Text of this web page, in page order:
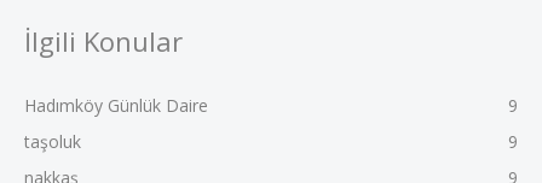
İlgili Konular
Hadımköy Günlük Daire
9
taşoluk
9
nakkaş
9